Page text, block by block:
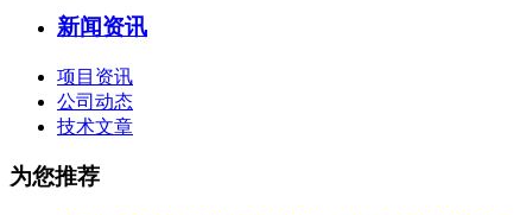
新闻资讯
项目资讯
公司动态
技术文章
为您推荐